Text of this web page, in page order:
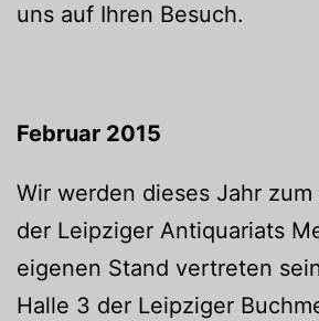
uns auf Ihren Besuch.
Februar 2015
Wir werden dieses Jahr
der Leipziger Antiquariats
eigenen Stand vertreten
Halle 3 der Leipziger